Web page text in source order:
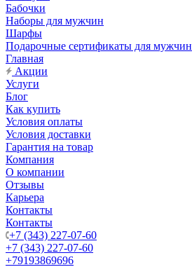
Бабочки
Наборы для мужчин
Шарфы
Подарочные сертификаты для мужчин
Главная
Акции
Услуги
Блог
Как купить
Условия оплаты
Условия доставки
Гарантия на товар
Компания
О компании
Отзывы
Карьера
Контакты
Контакты
+7 (343) 227-07-60
+7 (343) 227-07-60
+79193869696